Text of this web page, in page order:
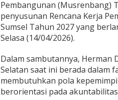
e
r
a
C
p
a
t
d
a
Pembangunan (Musrenbang)
penyusunan Rencana Kerja
Sumsel Tahun 2027 yang
Selasa (14/04/2026).
Dalam sambutannya, Herman
Selatan saat ini berada dalam
membutuhkan pola
berorientasi pada